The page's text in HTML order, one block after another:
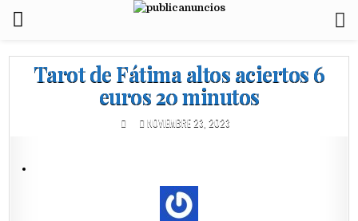
Tarot de Fátima altos aciertos 6
euros 20 minutos
NOVIEMBRE 23, 2023